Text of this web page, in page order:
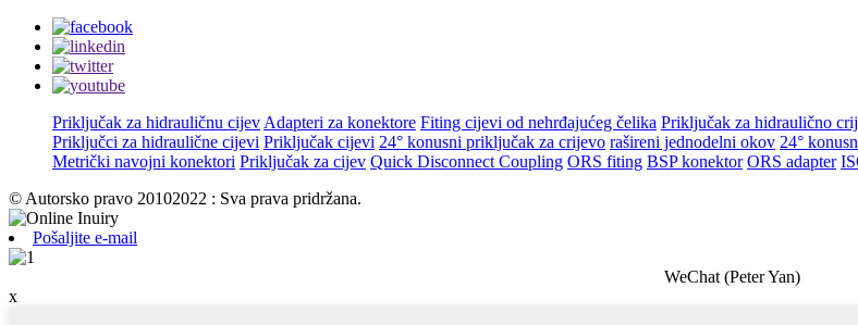
Priključak za hidrauličnu cijev Adapteri za konektore Fiting cijevi od nehrđajućeg čelika Priključak za hidraulično
Priključci za hidraulične cijevi Priključak cijevi 24° konusni priključak za crijevo rašireni jednodelni okov 24°
Metrički navojni konektori Priključak za cijev Quick Disconnect Coupling ORS fiting BSP konektor ORS adapter
© Autorsko pravo 20102022 : Sva prava pridržana.
Pošaljite e-mail
WeChat (Peter Yan)
x